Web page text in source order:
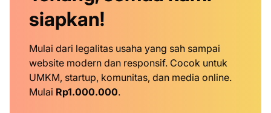
siapkan!
Mulai dari legalitas usaha yang sah sampai
website modern dan responsif. Cocok untuk
UMKM, startup, komunitas, dan media online.
Mulai Rp1.000.000.